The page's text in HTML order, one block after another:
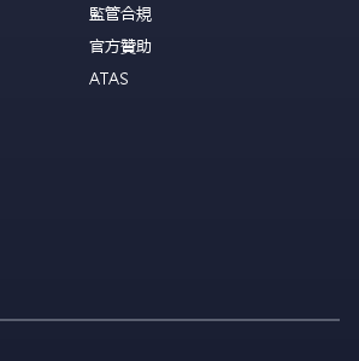
監管合規
官方贊助
ATAS